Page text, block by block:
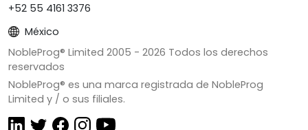
+52 55 4161 3376
México
NobleProg® Limited 2005 - 2026 Todos los derechos
reservados
NobleProg® es una marca registrada de NobleProg
Limited y / o sus filiales.